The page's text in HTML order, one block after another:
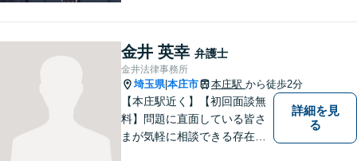
金井 英幸 弁護士
金井法律事務所
埼玉県|本庄市 本庄駅 から徒歩2分
【本庄駅近く】【初回面談無
料】問題に直面している皆さ
まが気軽に相談できる存在に
詳細を見
る